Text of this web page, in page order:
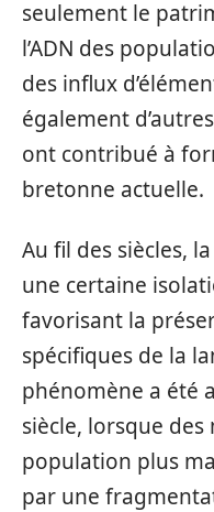
seulement le
l’ADN des
des influx
également
ont contribué à
bretonne actuelle.
Au fil des siècles,
une certaine
favorisant la
spécifiques de la
phénomène a été
siècle, lorsque
population plus
par une